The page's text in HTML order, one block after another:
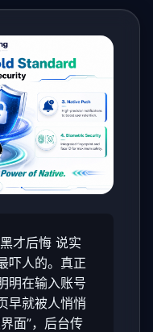
才后悔 说实
吓人的。真正
明在输入账号
早就被人悄悄
面”，后台传